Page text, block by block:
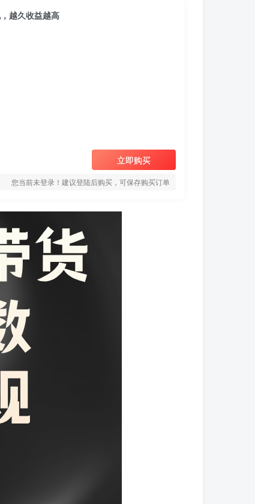
越久收益越高
立即购买
您当前未登录！建议登陆后购买，可保存购买订单